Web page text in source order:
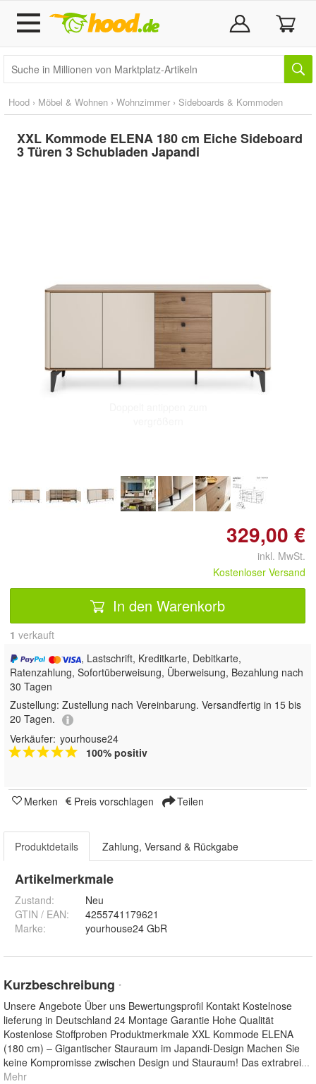
Hood › Möbel & Wohnen › Wohnzimmer › Sideboards & Kommoden
XXL Kommode ELENA 180 cm Eiche Sideboard
3 Türen 3 Schubladen Japandi
329,00 €
inkl. MwSt.
Kostenloser Versand
In den Warenkorb
1 verkauft
, Lastschrift, Kreditkarte, Debitkarte,
Ratenzahlung, Sofortüberweisung, Überweisung, Bezahlung nach
30 Tagen
Zustellung: Zustellung nach Vereinbarung. Versandfertig in 15 bis
20 Tagen.
Verkäufer: yourhouse24
100% positiv
Merken Preis vorschlagen Teilen
Produktdetails Zahlung, Versand & Rückgabe
Artikelmerkmale
Zustand:
Neu
GTIN / EAN:
4255741179621
Marke:
yourhouse24 GbR
Kurzbeschreibung *
Unsere Angebote Über uns Bewertungsprofil Kontakt Kostelnose
lieferung in Deutschland 24 Montage Garantie Hohe Qualität
Kostenlose Stoffproben Produktmerkmale XXL Kommode ELENA
(180 cm) – Gigantischer Stauraum im Japandi-Design Machen Sie
keine Kompromisse zwischen Design und Stauraum! Das extrabrei...
Mehr